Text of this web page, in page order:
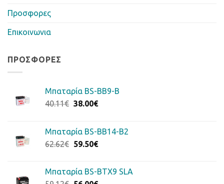
Προσφορες
Επικοινωνια
ΠΡΟΣΦΟΡΈΣ
Μπαταρία BS-BB9-B
40.11€ Original
40.11€.
38.00€Η
είναι:
38.00€.
Μπαταρία BS-BB14-B2
62.62€ Original
62.62€.
59.50€Η
είναι:
Μπαταρία BS-BTX9 SLA